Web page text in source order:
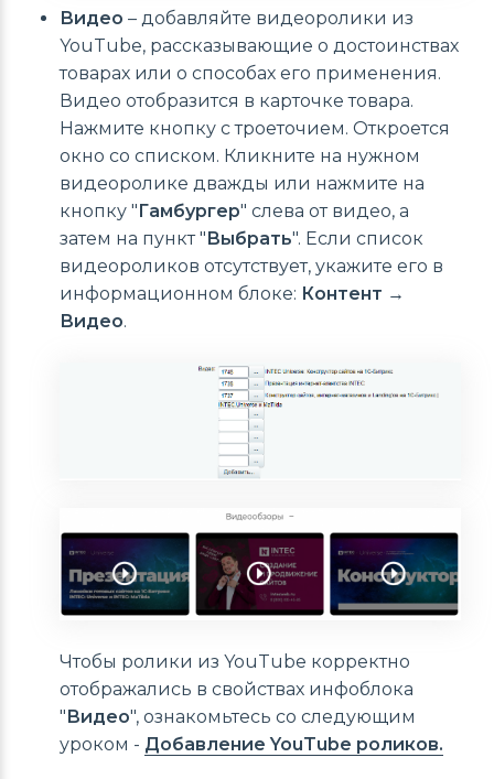
Видео – добавляйте видеоролики из
YouTube, рассказывающие о достоинствах
товарах или о способах его применения.
Видео отобразится в карточке товара.
Нажмите кнопку с троеточием. Откроется
окно со списком. Кликните на нужном
видеоролике дважды или нажмите на
кнопку "Гамбургер" слева от видео, а
затем на пункт "Выбрать". Если список
видеороликов отсутствует, укажите его в
информационном блоке: Контент →
Видео.
Чтобы ролики из YouTube корректно
отображались в свойствах инфоблока
" Видео", ознакомьтесь со следующим
уроком - Добавление YouTube роликов.